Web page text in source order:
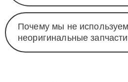
Почему мы не
неоригинальные